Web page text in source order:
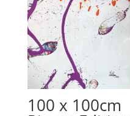
100 x 100cm